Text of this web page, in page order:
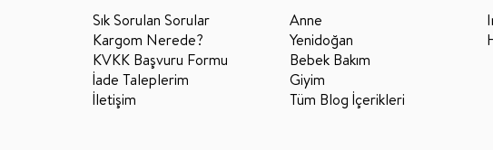
Sık Sorulan Sorular
Kargom Nerede?
KVKK Başvuru Formu
İade Taleplerim
İletişim
Anne
Yenidoğan
Bebek Bakım
Giyim
Tüm Blog İçerikleri